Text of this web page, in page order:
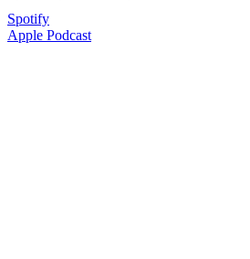
Spotify
Apple Podcast